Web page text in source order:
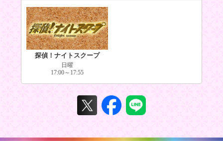
探偵！ナイトスクープ
日曜
17:00～17:55